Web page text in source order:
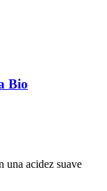
Bio
una acidez suave